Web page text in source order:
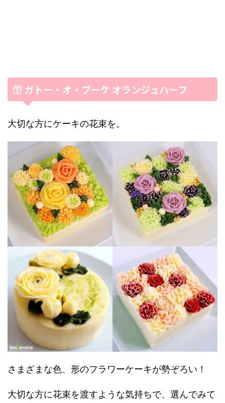
ガトー・オ・ブーケ オランジュハーフ
大切な方にケーキの花束を。
さまざまな色、形のフラワーケーキが勢ぞろい！
大切な方に花束を渡すような気持ちで、選んでみて